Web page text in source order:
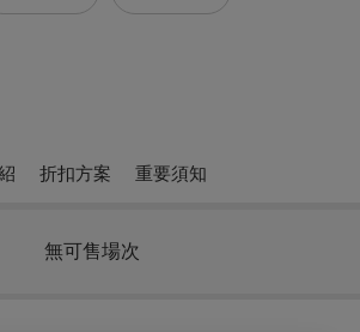
折扣方案 重要須知
無可售場次